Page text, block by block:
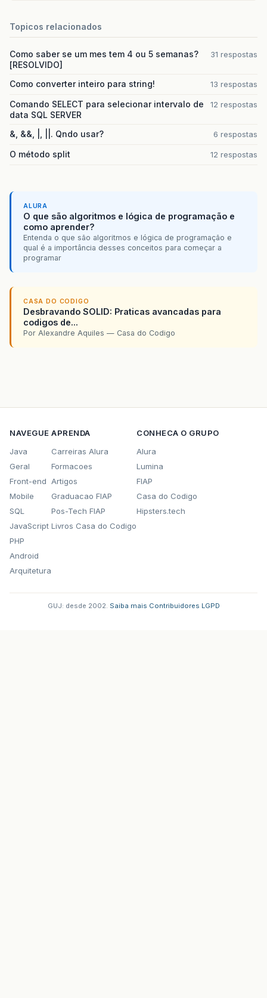
Topicos relacionados
Como saber se um mes tem 4 ou 5 semanas?
[RESOLVIDO]
31 respostas
Como converter inteiro para string! 13 respostas
Comando SELECT para selecionar intervalo de
data SQL SERVER
12 respostas
&, &&, |, ||. Qndo usar? 6 respostas
O método split 12 respostas
ALURA
O que são algoritmos e lógica de programação e
como aprender?
Entenda o que são algoritmos e lógica de programação e
qual é a importância desses conceitos para começar a
programar
CASA DO CODIGO
Desbravando SOLID: Praticas avancadas para
codigos de...
Por Alexandre Aquiles — Casa do Codigo
NAVEGUE
Java
Geral
Front-end
Mobile
SQL
JavaScript
PHP
Android
Arquitetura
APRENDA
Carreiras Alura
Formacoes
Artigos
Graduacao FIAP
Pos-Tech FIAP
Livros Casa do Codigo
CONHECA O GRUPO
Alura
Lumina
FIAP
Casa do Codigo
Hipsters.tech
GUJ: desde 2002. Saiba mais Contribuidores LGPD